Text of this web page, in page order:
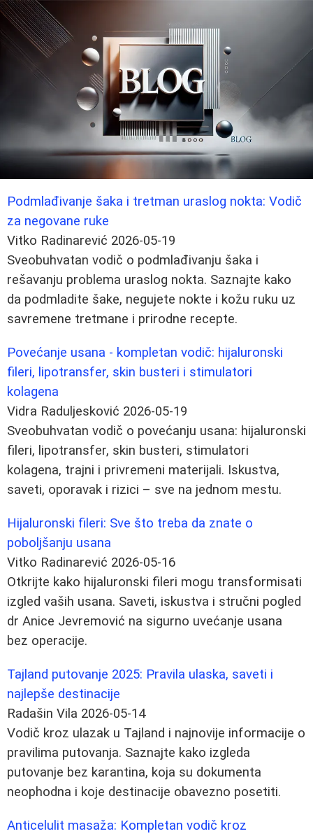
Podmlađivanje šaka i tretman uraslog nokta: Vodič
za negovane ruke
Vitko Radinarević 2026-05-19
Sveobuhvatan vodič o podmlađivanju šaka i
rešavanju problema uraslog nokta. Saznajte kako
da podmladite šake, negujete nokte i kožu ruku uz
savremene tretmane i prirodne recepte.
Povećanje usana - kompletan vodič: hijaluronski
fileri, lipotransfer, skin busteri i stimulatori
kolagena
Vidra Raduljesković 2026-05-19
Sveobuhvatan vodič o povećanju usana: hijaluronski
fileri, lipotransfer, skin busteri, stimulatori
kolagena, trajni i privremeni materijali. Iskustva,
saveti, oporavak i rizici – sve na jednom mestu.
Hijaluronski fileri: Sve što treba da znate o
poboljšanju usana
Vitko Radinarević 2026-05-16
Otkrijte kako hijaluronski fileri mogu transformisati
izgled vaših usana. Saveti, iskustva i stručni pogled
dr Anice Jevremović na sigurno uvećanje usana
bez operacije.
Tajland putovanje 2025: Pravila ulaska, saveti i
najlepše destinacije
Radašin Vila 2026-05-14
Vodič kroz ulazak u Tajland i najnovije informacije o
pravilima putovanja. Saznajte kako izgleda
putovanje bez karantina, koja su dokumenta
neophodna i koje destinacije obavezno posetiti.
Anticelulit masaža: Kompletan vodič kroz